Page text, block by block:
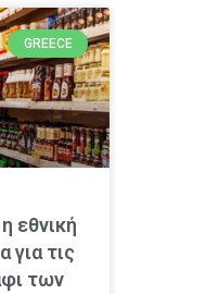
GREECE
εθνική
για τις
των